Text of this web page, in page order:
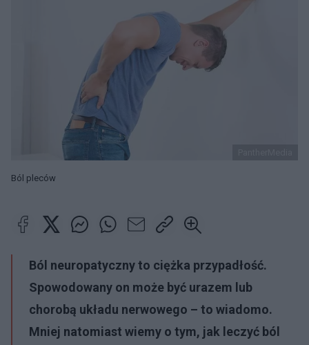
Ból pleców
Ból neuropatyczny to ciężka przypadłość.
Spowodowany on może być urazem lub
chorobą układu nerwowego – to wiadomo.
Mniej natomiast wiemy o tym, jak leczyć ból